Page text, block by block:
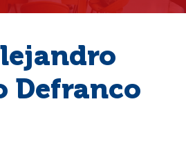
Defranco